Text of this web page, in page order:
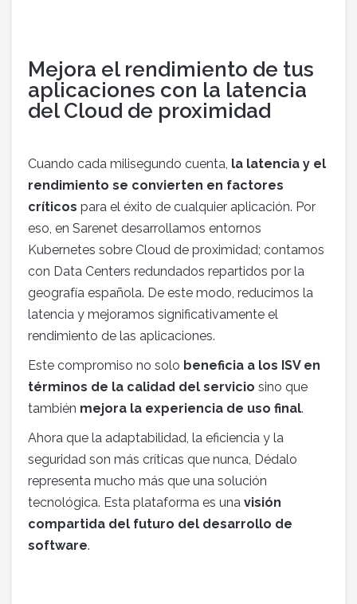
Mejora el rendimiento de tus
aplicaciones con la latencia
del Cloud de proximidad
Cuando cada milisegundo cuenta, la latencia y el
rendimiento se convierten en factores
críticos para el éxito de cualquier aplicación. Por
eso, en Sarenet desarrollamos entornos
Kubernetes sobre Cloud de proximidad; contamos
con Data Centers redundados repartidos por la
geografía española. De este modo, reducimos la
latencia y mejoramos significativamente el
rendimiento de las aplicaciones.
Este compromiso no solo beneficia a los ISV en
términos de la calidad del servicio sino que
también mejora la experiencia de uso final.
Ahora que la adaptabilidad, la eficiencia y la
seguridad son más críticas que nunca, Dédalo
representa mucho más que una solución
tecnológica. Esta plataforma es una visión
compartida del futuro del desarrollo de
software.